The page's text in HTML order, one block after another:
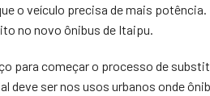
o veículo precisa de mais
no novo ônibus de Itaipu.
para começar o processo de
deve ser nos usos urbanos onde